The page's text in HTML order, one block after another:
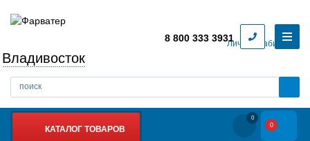
Личный кабинет
Владивосток
8 800 333 3931
КАТАЛОГ ТОВАРОВ
0
0